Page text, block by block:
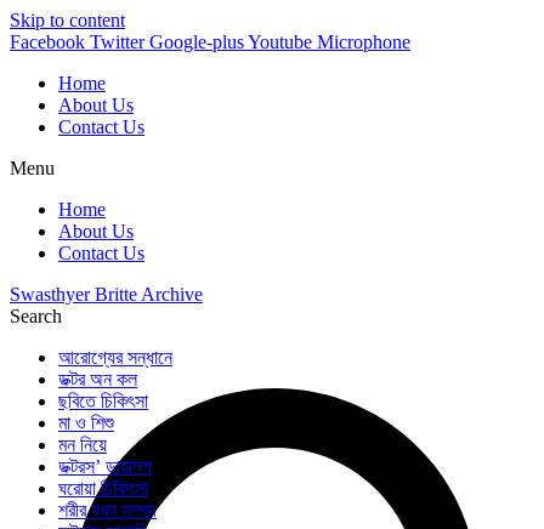
Skip to content
Facebook Twitter Google-plusYoutube Microphone
Home
About Us
Contact Us
Menu
Home
About Us
Contact Us
Swasthyer Britte Archive
Search
আরোগ্যের সন্ধানে
ডক্টর অন কল
ছবিতে চিকিৎসা
মা ও শিশু
মন নিয়ে
ডক্টরস’ ডায়ালগ
ঘরোয়া চিকিৎসা
শরীর যখন সম্পদ